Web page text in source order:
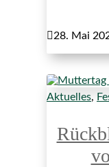
28. Mai
Aktuelles,